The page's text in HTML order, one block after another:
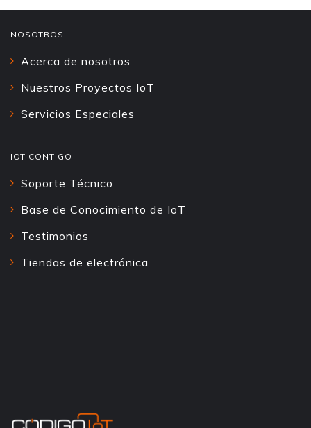
NOSOTROS
Acerca de nosotros
Nuestros Proyectos IoT
Servicios Especiales
IOT CONTIGO
Soporte Técnico
Base de Conocimiento de IoT
Testimonios
Tiendas de electrónica